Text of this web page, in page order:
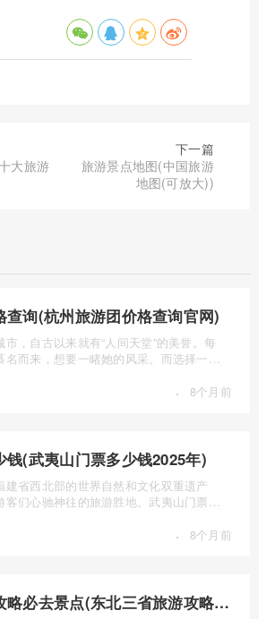
大旅游
下一篇
旅游景点地图(中国旅游
地图(可放大))
查询(杭州旅游团价格查询官网)
，自古以来就有“人间天堂”的美誉。每
名而来，想要一睹她的风采。而选择一个
· 8个月前
钱(武夷山门票多少钱2025年)
建省西北部的世界自然和文化双重遗产
客们心驰神往的旅游胜地。武夷山门票多
· 8个月前
东北三省旅游攻略必去景点(东北三省旅游攻略必去景点视频介绍)